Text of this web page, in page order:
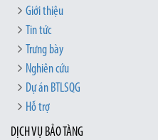
Giới thiệu
Tin tức
Trưng bày
Nghiên cứu
Dự án BTLSQG
Hỗ trợ
DỊCH VỤ BẢO TÀNG